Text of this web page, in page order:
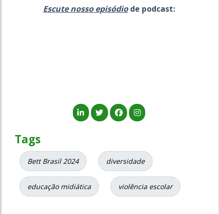
Escute nosso episódiode podcast:
Tags
Bett Brasil 2024 diversidade
educação midiática violência escolar